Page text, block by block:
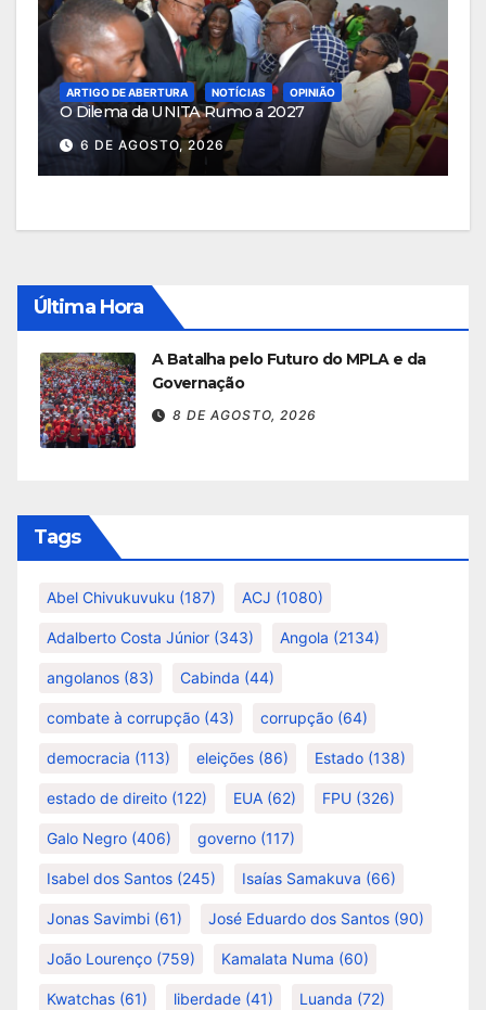
ARTIGO DE ABERTURA NOTÍCIAS OPINIÃO
O Dilema da UNITA Rumo a 2027
6 DE AGOSTO, 2026
Última Hora
A Batalha pelo Futuro do MPLA e da
Governação
8 DE AGOSTO, 2026
Tags
Abel Chivukuvuku (187) ACJ (1080)
Adalberto Costa Júnior (343) Angola (2134)
angolanos (83) Cabinda (44)
combate à corrupção (43) corrupção (64)
democracia (113) eleições (86) Estado (138)
estado de direito (122) EUA (62) FPU (326)
Galo Negro (406) governo (117)
Isabel dos Santos (245) Isaías Samakuva (66)
Jonas Savimbi (61) José Eduardo dos Santos (90)
João Lourenço (759) Kamalata Numa (60)
Kwatchas (61) liberdade (41) Luanda (72)